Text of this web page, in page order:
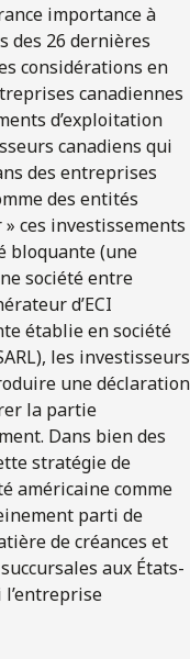
importance à
des 26 dernières
considérations en
canadiennes
d’exploitation
canadiens qui
des entreprises
des entités
ces investissements
bloquante (une
société entre
d’ECI
établie en société
les investisseurs
une déclaration
la partie
Dans bien des
stratégie de
américaine comme
parti de
de créances et
aux États-